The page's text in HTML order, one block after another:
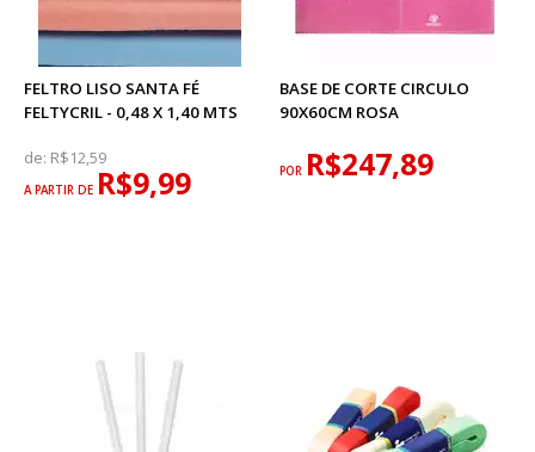
FELTRO LISO SANTA FÉ
FELTYCRIL - 0,48 X 1,40 MTS
de: R$12,59
A PARTIR DE R$9,99
BASE DE CORTE CIRCULO
90X60CM ROSA
POR R$247,89